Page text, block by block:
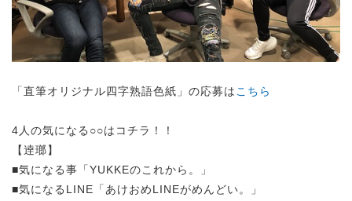
「直筆オリジナル四字熟語色紙」の応募は こちら
4人の気になる○○はコチラ！！
【逹瑯】
■気になる事「YUKKEのこれから。」
■気になるLINE「あけおめLINEがめんどい。」